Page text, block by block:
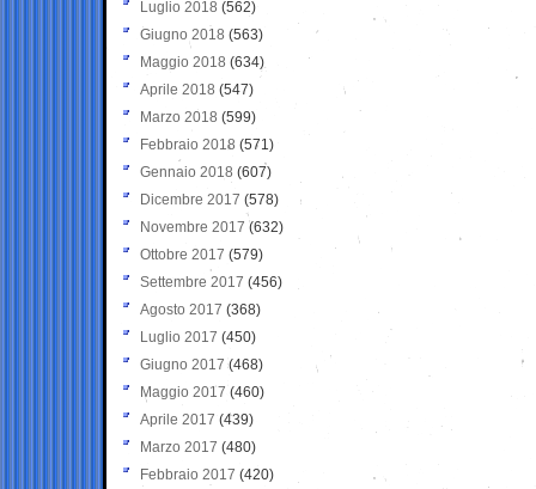
Luglio 2018 (562)
Giugno 2018 (563)
Maggio 2018 (634)
Aprile 2018 (547)
Marzo 2018 (599)
Febbraio 2018 (571)
Gennaio 2018 (607)
Dicembre 2017 (578)
Novembre 2017 (632)
Ottobre 2017 (579)
Settembre 2017 (456)
Agosto 2017 (368)
Luglio 2017 (450)
Giugno 2017 (468)
Maggio 2017 (460)
Aprile 2017 (439)
Marzo 2017 (480)
Febbraio 2017 (420)